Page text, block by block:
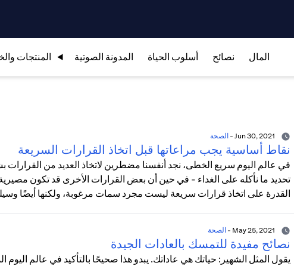
المال نصائح أسلوب الحياة المدونة الصوتية المنتجات
-الصحة
نقاط أساسية يجب مراعاتها قبل اتخاذ القرارات السريعة
في عالم اليوم سريع الخطى، نجد أنفسنا مضطرين لاتخاذ العديد من
تحديد ما نأكله على الغداء - في حين أن بعض القرارات الأخرى قد تكون
القدرة على اتخاذ قرارات سريعة ليست مجرد سمات مرغوبة، ولكنها أيضًا
-الصحة
نصائح مفيدة للتمسك بالعادات الجيدة
يقول المثل الشهير: حياتك هي عاداتك. يبدو هذا صحيحًا بالتأكيد في عالم